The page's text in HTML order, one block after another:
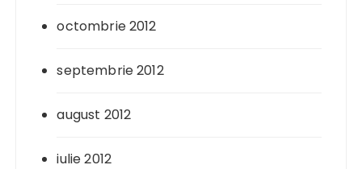
octombrie 2012
septembrie 2012
august 2012
iulie 2012